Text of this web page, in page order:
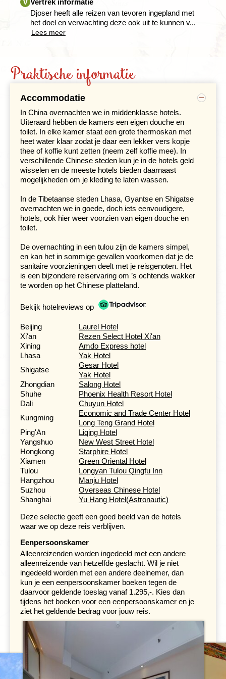
hoofdstad van China.
Van het Terracottaleger naar de Hemeltrein
Dag 8 Xi’an - vlucht naar Xining
Dag 9 Xining, excursie Kumbum-klooster - Hemeltrein
Na een nacht in de trein kom je aan in Xi'an, eeuwenlang
de hoofdstad van China en het oostelijke eindpunt van
de Zijderoute. Die kosmopolitische geschiedenis is nog
altijd voelbaar. Vlak achter de Drumtoren bevindt zich
een levendige islamitische wijk met een uitgestrekt
moskeeëncomplex, omgeven door tuinen en
bijgebouwen. De straatjes hier zijn mooi om door te
Bijzonder aan Xi'an is dat het oude stadscentrum nog
altijd volledig omringd is door zijn originele stadsmuur,
die grotendeels gerestaureerd is en waar je overheen
kunt lopen of fietsen. Vanuit de oude Klokkentoren, waar
vroeger elke ochtend de klok werd geluid om de dag in
te luiden, heb je een mooi uitzicht over de stad.
Buiten de stad wacht het wereldberoemdeTerracottleger
van de eerste keizer van China, Qin Shi Huangdi. Pas in
1974 ontdekten boeren bij toeval dit leger van duizenden
levensgroot gebakken soldaten, paarden en wagens,
begraven op zo'n dertig kilometer van de stad.
Opvallend: geen enkel terracottasoldaat heeft hetzelfde
gezicht. Djoser organiseert deze excursie per bus; de
entree is niet inbegrepen.
Vanuit Xi'an vliegen we naar Xining, de hoofdstad van de
provincie Qinghai en vertrekpunt van een van de meest
spectaculaire treinreizen ter wereld. Eerst bezoeken we
het
Kumbum-klooster
in Taersi, gebouwd op de
geboorteplaats van Tsongkapa, de stichter van de
Gelugmonniken, ook wel de 'Geelkappen' genoemd.
Dan stap je op de Hemeltrein, de spoorlijn die in 2006
werd geopend en Xining met Lhasa verbindt. Meer dan
550 kilometer van de spoorlijn is aangelegd op
permafrost, en aangezien dit bij
temperatuurschommelingen uitzet en krimpt, moesten
speciale koeltechnieken worden toegepast om de
spoorbaan stabiel te houden. Het hoogste punt op de
route ligt op 5.072 meter, bij de Tanggulabergen. In
anderhalve dag rijd je langs eindeloze grasvlaktes,
nomadententen en yaks. Tijdens de treinreis wordt de
hoogte continu aangegeven op een display in de trein.
Doe het deze dagen rustig aan en geniet van het
landschap. We reizen in zespersoonscouchettes.
de extra overnachtingen zullen getoond worden in het
reserveringsoverzicht.
Mocht er in het overzicht geen prijs getoond worden
Indien je een ander vluchtschema hebt dan de groep,
van/naar de luchthaven.
Houd bij de boeking van een landarrangement er
rekening mee dat voor al onze reizen een minimum
aantal deelnemers geldt. Djoser is niet aansprakelijk
groep, dan dien je zelf je transfers van- en naar het
hotel en/of de luchthaven te regelen.
zeker snel aansluiting in onze kleine groepen.
Wil je meer specifieke informatie over de
geven over bijvoorbeeld leeftijden en het aantal
mannen, vrouwen of alleengaande reizigers.
Gemiddeld bestaan de groepen uit 16 deelnemers,
De gemiddelde groepsgrootte om de reis door te
laten gaan is 10.
V Vertrek informatie
Djoser heeft alle reizen van tevoren ingepland met
het doel en verwachting deze ook uit te kunnen v...
Lees meer
Praktische informatie
Accommodatie
In China overnachten we in middenklasse hotels.
Uiteraard hebben de kamers een eigen douche en
toilet. In elke kamer staat een grote thermoskan met
heet water klaar zodat je daar een lekker vers kopje
thee of koffie kunt zetten (neem zelf koffie mee). In
verschillende Chinese steden kun je in de hotels geld
wisselen en de meeste hotels bieden daarnaast
mogelijkheden om je kleding te laten wassen.
In de Tibetaanse steden Lhasa, Gyantse en Shigatse
overnachten we in goede, doch iets eenvoudigere,
hotels, ook hier weer voorzien van eigen douche en
toilet.
De overnachting in een tulou zijn de kamers simpel,
en kan het in sommige gevallen voorkomen dat je de
sanitaire voorzieningen deelt met je reisgenoten. Het
is een bijzondere reiservaring om ’s ochtends wakker
te worden op het Chinese platteland.
Bekijk hotelreviews op
Beijing
Laurel Hotel
Xi'an
Rezen Select Hotel Xi'an
Xining
Amdo Express hotel
Lhasa
Yak Hotel
Shigatse
Gesar Hotel
Yak Hotel
Zhongdian
Salong Hotel
Shuhe
Phoenix Health Resort Hotel
Dali
Chuyun Hotel
Kungming
Economic and Trade Center Hotel
Long Teng Grand Hotel
Ping'An
Liqing Hotel
Yangshuo
New West Street Hotel
Hongkong
Starphire Hotel
Xiamen
Green Oriental Hotel
Tulou
Longyan Tulou Qingfu Inn
Hangzhou
Manju Hotel
Suzhou
Overseas Chinese Hotel
Shanghai
Yu Hang Hotel(Astronautic)
Deze selectie geeft een goed beeld van de hotels
waar we op deze reis verblijven.
Eenpersoonskamer
Alleenreizenden worden ingedeeld met een andere
alleenreizende van hetzelfde geslacht. Wil je niet
ingedeeld worden met een andere deelnemer, dan
kun je een eenpersoonskamer boeken tegen de
daarvoor geldende toeslag vanaf 1.295,-. Kies dan
tijdens het boeken voor een eenpersoonskamer en je
ziet het geldende bedrag voor jouw reis.